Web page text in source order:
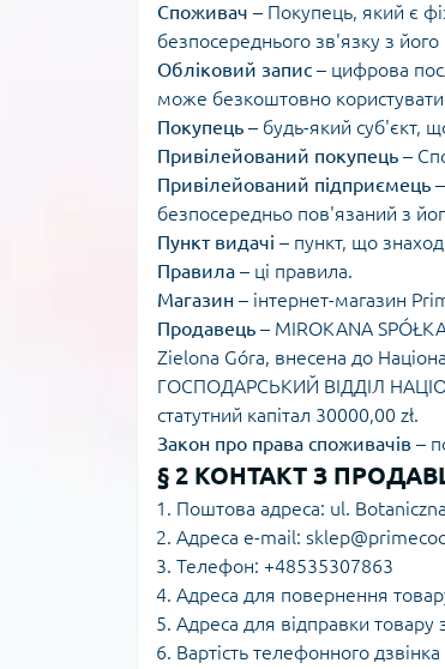
Споживач – Покупець, який є
безпосереднього зв'язку з
Обліковий запис – цифрова
може безкоштовно
Покупець – будь-який суб'єкт,
Привілейований покупець –
Привілейований підприємець
безпосередньо пов'язаний з
Пункт видачі – пункт, що
Правила – ці правила.
Магазин – інтернет-магазин
Продавець – MIROKANA
Zielona Góra, внесена до
ГОСПОДАРСЬКИЙ ВІДДІЛ
статутний капітал 30000,00 zł.
Закон про права споживачів –
§ 2 КОНТАКТ З
Поштова адреса: ul.
Адреса e-mail:
Телефон: +48535307863
Адреса для повернення
Адреса для відправки товару
Вартість телефонного